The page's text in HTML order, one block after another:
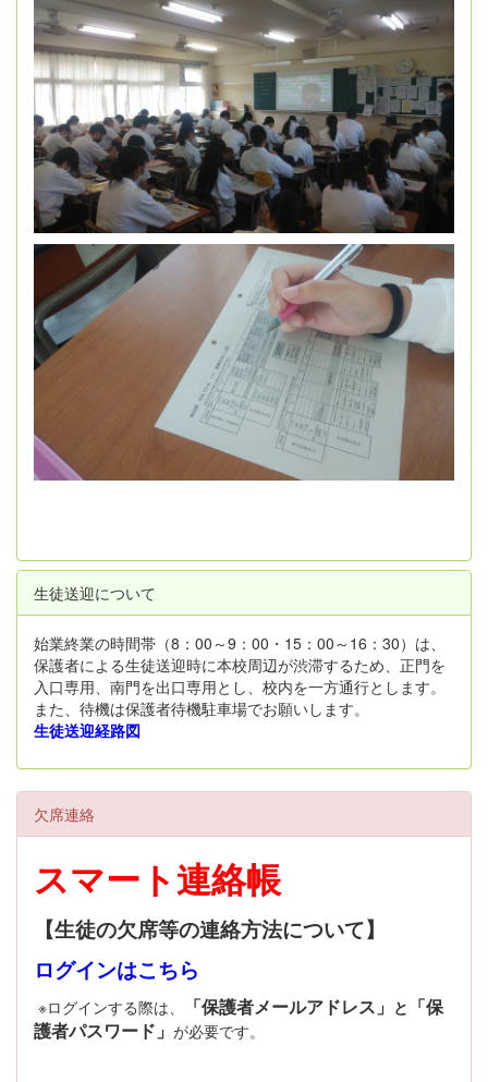
生徒送迎について
始業終業の時間帯（8：00～9：00・15：00～16：30）は、
保護者による生徒送迎時に本校周辺が渋滞するため、正門を
入口専用、南門を出口専用とし、校内を一方通行とします。
また、待機は保護者待機駐車場でお願いします。
生徒送迎経路図
欠席連絡
スマート連絡帳
【生徒の欠席等の連絡方法について】
ログインはこちら
※ログインする際は、 「保護者メールアドレス」 と 「保
護者パスワード」 が必要です。